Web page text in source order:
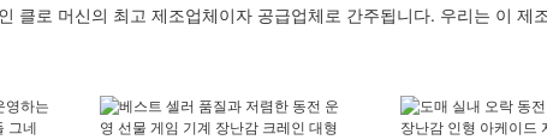
클로 머신의 최고 제조업체이자 공급업체로 간주됩니다. 우리는 이 제